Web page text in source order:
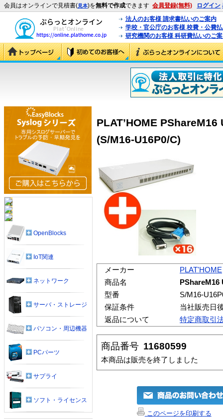
会員はオンラインで見積書(見本)を無料で作成できます 会員登録(無料) ログイン
法人のお客様 請求書払いのご案内
学校・官公庁のお客様 校費・公費
研究機関のお客様 科研費払いのご
PLAT’HOME
(S/M16-U16P0/C)
メーカー
PLAT'HOME
商品名
PShareM16
型番
S/M16-
保証条件
当社販売日
返品について
特定商取引
商品番号 11680599
本商品は販売を終了しました
このページを印刷する
OpenBlocks
IoT関連
ネットワーク
サーバ・ストレージ
パソコン・周辺機器
PCパーツ
サプライ
ソフト・ライセンス